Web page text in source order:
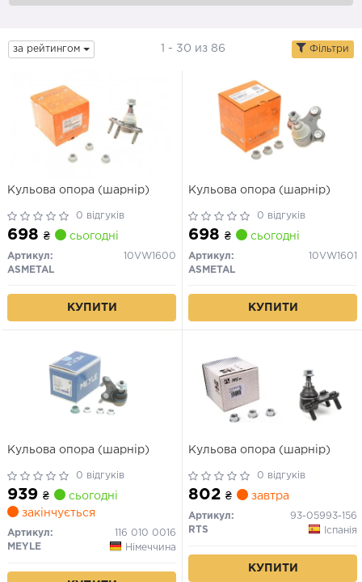
за рейтингом 1 - 30 из 86 Фільтри
Кульова опора (шарнір)
0 відгуків
698 ₴ сьогодні
Артикул:
10VW1600
ASMETAL
КУПИТИ
Кульова опора (шарнір)
0 відгуків
698 ₴ сьогодні
Артикул:
10VW1601
ASMETAL
КУПИТИ
Кульова опора (шарнір)
0 відгуків
939 ₴
сьогодні
закінчується
Артикул:
116 010 0016
MEYLE
Німеччина
Кульова опора (шарнір)
0 відгуків
802 ₴ завтра
Артикул:
93-05993-156
RTS
Іспанія
КУПИТИ